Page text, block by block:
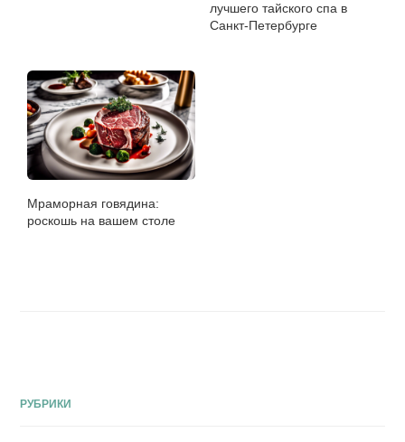
лучшего тайского спа в
Санкт-Петербурге
Мраморная говядина:
роскошь на вашем столе
РУБРИКИ